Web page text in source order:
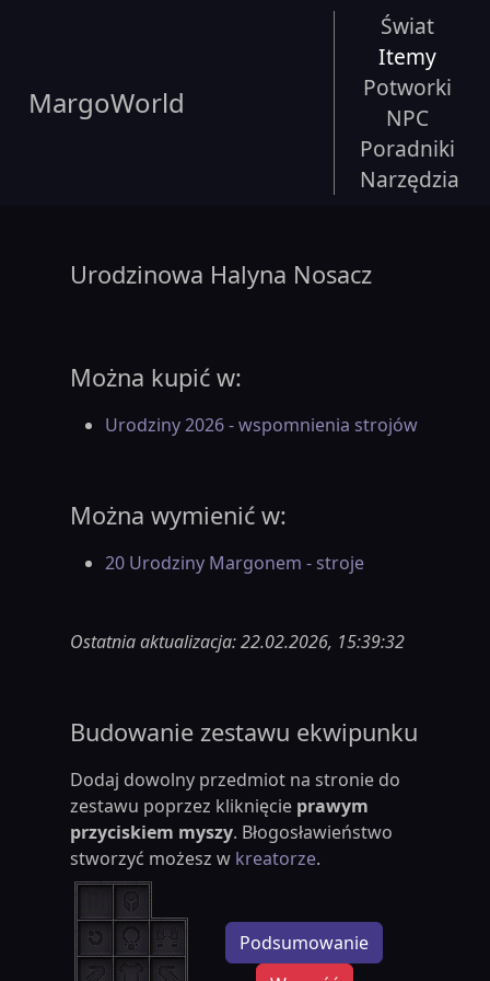
MargoWorld
Świat
Itemy
Potworki
NPC
Poradniki
Narzędzia
Urodzinowa Halyna Nosacz
Można kupić w:
Urodziny 2026 - wspomnienia strojów
Można wymienić w:
20 Urodziny Margonem - stroje
Ostatnia aktualizacja: 22.02.2026, 15:39:32
Budowanie zestawu ekwipunku
Dodaj dowolny przedmiot na stronie do
zestawu poprzez kliknięcie prawym
przyciskiem myszy. Błogosławieństwo
stworzyć możesz w kreatorze.
Podsumowanie